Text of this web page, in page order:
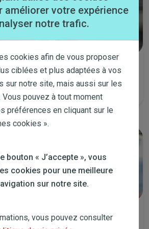
chat
de 8:00 à 21:30 et le samedi de 9:00 à
améliorer votre expérience
notre trafic.
cookies afin de vous proposer
ciblées et plus adaptées à vos
sur notre site, mais aussi sur les
Vous pouvez à tout moment
préférences en cliquant sur le
cookies ».
bouton « J’accepte », vous
cookies pour une meilleure
sur notre site.
vous pouvez consulter